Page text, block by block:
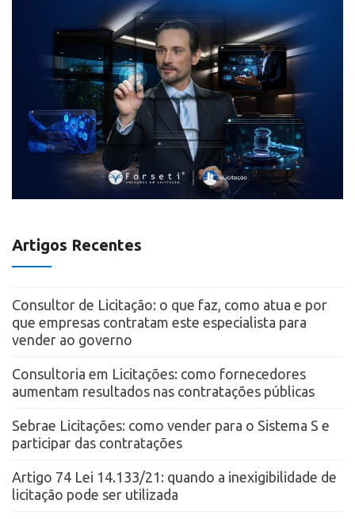
Artigos Recentes
Consultor de Licitação: o que faz, como atua e por
que empresas contratam este especialista para
vender ao governo
Consultoria em Licitações: como fornecedores
aumentam resultados nas contratações públicas
Sebrae Licitações: como vender para o Sistema S e
participar das contratações
Artigo 74 Lei 14.133/21: quando a inexigibilidade de
licitação pode ser utilizada